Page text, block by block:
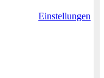
Einstellungen